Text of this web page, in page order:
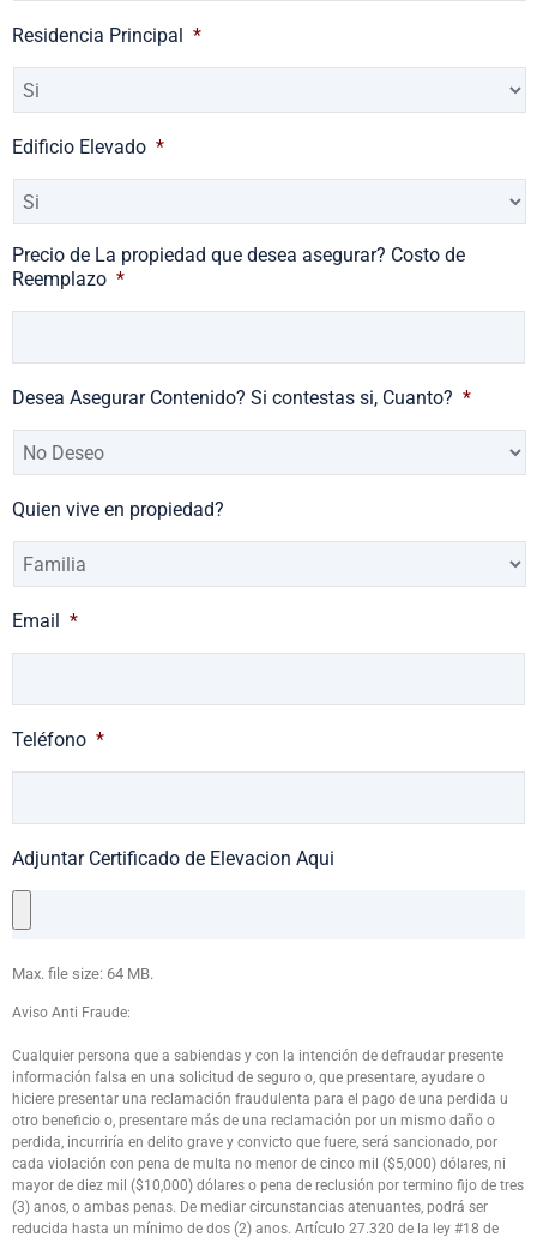
Residencia Principal *
Edificio Elevado *
Precio de La propiedad que desea asegurar? Costo de
Reemplazo *
Desea Asegurar Contenido? Si contestas si, Cuanto? *
Quien vive en propiedad?
Email *
Teléfono *
Adjuntar Certificado de Elevacion Aqui
Max. file size: 64 MB.
Aviso Anti Fraude:
Cualquier persona que a sabiendas y con la intención de defraudar presente
información falsa en una solicitud de seguro o, que presentare, ayudare o
hiciere presentar una reclamación fraudulenta para el pago de una perdida u
otro beneficio o, presentare más de una reclamación por un mismo daño o
perdida, incurriría en delito grave y convicto que fuere, será sancionado, por
cada violación con pena de multa no menor de cinco mil ($5,000) dólares, ni
mayor de diez mil ($10,000) dólares o pena de reclusión por termino fijo de tres
(3) anos, o ambas penas. De mediar circunstancias atenuantes, podrá ser
reducida hasta un mínimo de dos (2) anos. Artículo 27.320 de la ley #18 de